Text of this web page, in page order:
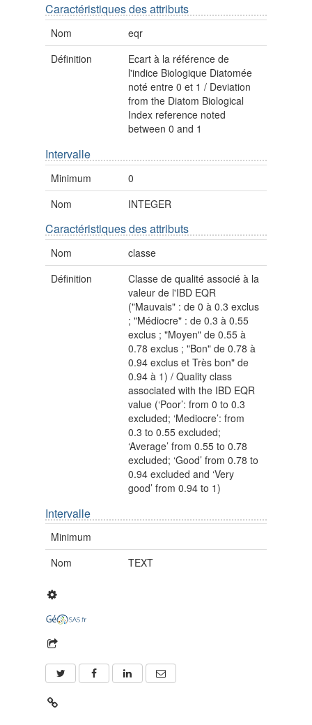
Caractéristiques des attributs
Nom
eqr
Définition
Ecart à la référence de
l'indice Biologique Diatomée
noté entre 0 et 1 / Deviation
from the Diatom Biological
Index reference noted
between 0 and 1
Intervalle
Minimum
0
Nom
INTEGER
Caractéristiques des attributs
Nom
classe
Définition
Classe de qualité associé à la
valeur de l'IBD EQR
("Mauvais" : de 0 à 0.3 exclus
; "Médiocre" : de 0.3 à 0.55
exclus ; "Moyen" de 0.55 à
0.78 exclus ; "Bon" de 0.78 à
0.94 exclus et Très bon" de
0.94 à 1) / Quality class
associated with the IBD EQR
value (‘Poor’: from 0 to 0.3
excluded; ‘Mediocre’: from
0.3 to 0.55 excluded;
‘Average’ from 0.55 to 0.78
excluded; ‘Good’ from 0.78 to
0.94 excluded and ‘Very
good’ from 0.94 to 1)
Intervalle
Minimum
Nom
TEXT